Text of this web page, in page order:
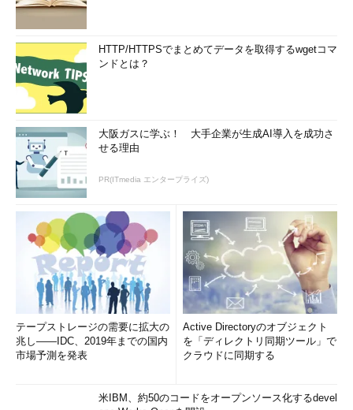
HTTP/HTTPSでまとめてデータを取得するwgetコマ
ンドとは？
大阪ガスに学ぶ！ 大手企業が生成AI導入を成功さ
せる理由
PR(ITmedia エンタープライズ)
テープストレージの需要に拡大の
兆し――IDC、2019年までの国内
市場予測を発表
Active Directoryのオブジェクト
を「ディレクトリ同期ツール」で
クラウドに同期する
米IBM、約50のコードをオープンソース化するdevel